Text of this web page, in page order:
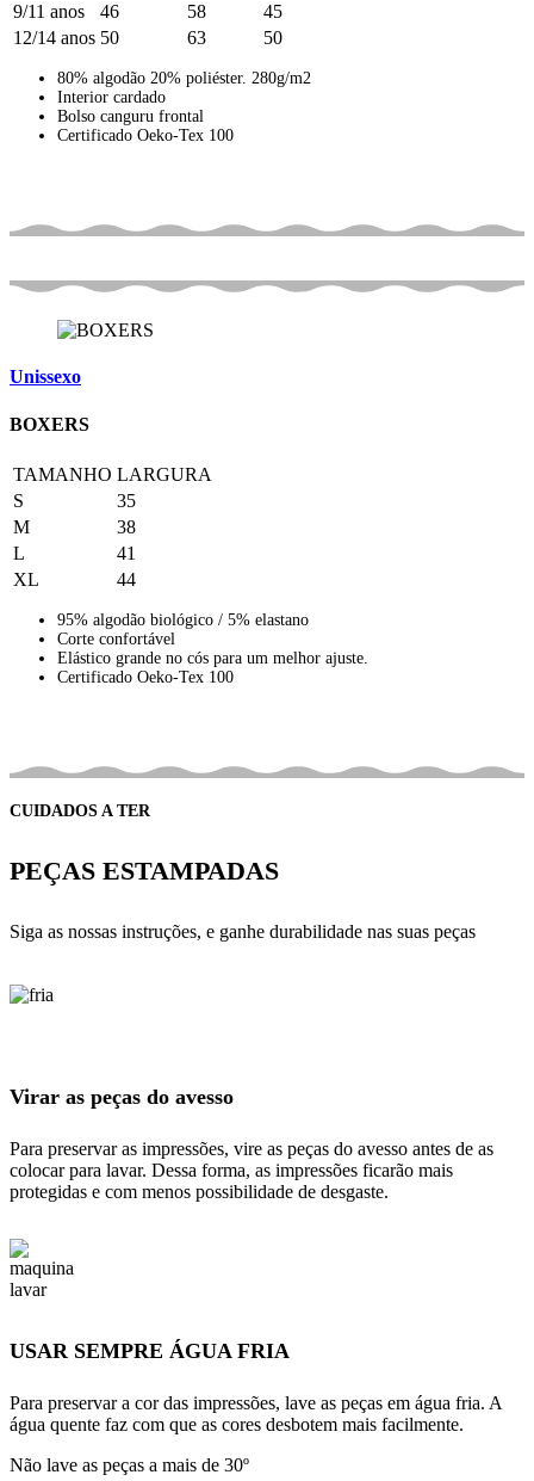
9/11 anos
46 58
45
12/14 anos 50 63 50
80% algodão 20% poliéster. 280g/m2
Interior cardado
Bolso canguru frontal
Certificado Oeko-Tex 100
Unissexo
BOXERS
TAMANHO LARGURA
S
35
M
38
L
41
XL
44
95% algodão biológico / 5% elastano
Corte confortável
Elástico grande no cós para um melhor ajuste.
Certificado Oeko-Tex 100
CUIDADOS A TER
PEÇAS ESTAMPADAS
Siga as nossas instruções, e ganhe durabilidade nas suas peças
Virar as peças do avesso
Para preservar as impressões, vire as peças do avesso antes de as
colocar para lavar. Dessa forma, as impressões ficarão mais
protegidas e com menos possibilidade de desgaste.
USAR SEMPRE ÁGUA FRIA
Para preservar a cor das impressões, lave as peças em água fria. A
água quente faz com que as cores desbotem mais facilmente.
Não lave as peças a mais de 30º